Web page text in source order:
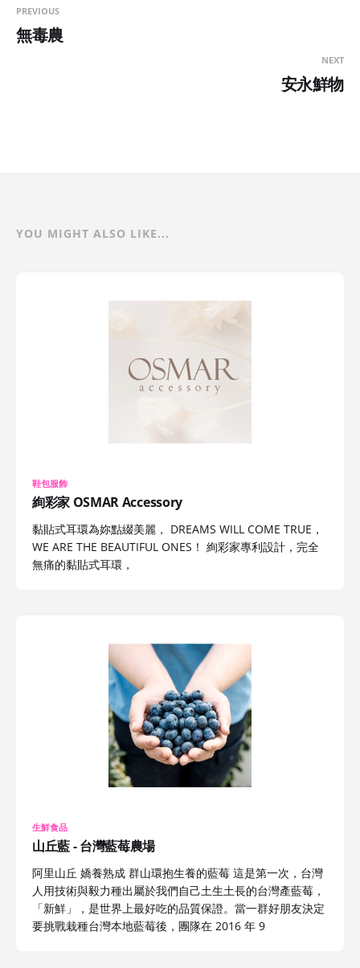
PREVIOUS
無毒農
NEXT
安永鮮物
YOU MIGHT ALSO LIKE...
鞋包服飾
絢彩家 OSMAR Accessory
黏貼式耳環為妳點綴美麗， DREAMS WILL COME TRUE，
WE ARE THE BEAUTIFUL ONES！ 絢彩家專利設計，完全
無痛的黏貼式耳環，
生鮮食品
山丘藍 - 台灣藍莓農場
阿里山丘 嬌養熟成 群山環抱生養的藍莓 這是第一次，台灣
人用技術與毅力種出屬於我們自己土生土長的台灣產藍莓，
「新鮮」，是世界上最好吃的品質保證。當一群好朋友決定
要挑戰栽種台灣本地藍莓後，團隊在 2016 年 9